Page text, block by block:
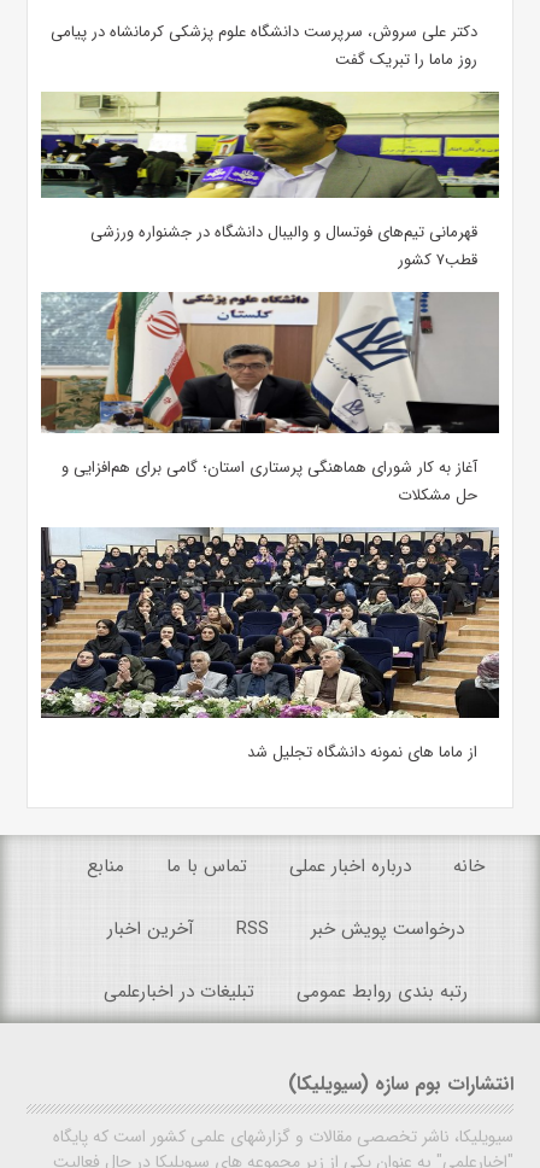
دکتر علی سروش، سرپرست دانشگاه علوم پزشکی کرمانشاه در پیامی
روز ماما را تبریک گفت
قهرمانی تیم‌های فوتسال و والیبال دانشگاه در جشنواره ورزشی
قطب۷ کشور
آغاز به کار شورای هماهنگی پرستاری استان؛ گامی برای هم‌افزایی و
حل مشکلات
از ماما های نمونه دانشگاه تجلیل شد
خانه درباره اخبار عملی تماس با ما منابع
درخواست پویش خبر RSS آخرین اخبار
رتبه بندی روابط عمومی تبلیغات در اخبارعلمی
انتشارات بوم سازه (سیویلیکا)
سیویلیکا، ناشر تخصصی مقالات و گزارشهای علمی کشور است که پایگاه
"اخبارعلمی" به عنوان یکی از زیر مجموعه های سیویلیکا در حال فعالیت